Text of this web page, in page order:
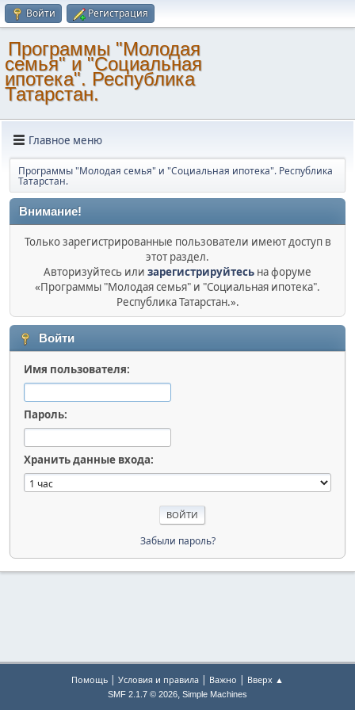
Войти Регистрация
Программы "Молодая
семья" и "Социальная
ипотека". Республика
Татарстан.
Главное меню
Программы "Молодая семья" и "Социальная ипотека". Республика
Татарстан.
Внимание!
Только зарегистрированные пользователи имеют доступ в
этот раздел.
Авторизуйтесь или зарегистрируйтесь на форуме
«Программы "Молодая семья" и "Социальная ипотека".
Республика Татарстан.».
Войти
Имя пользователя:
Пароль:
Хранить данные входа:
Забыли пароль?
Помощь | Условия и правила | Важно | Вверх ▲
SMF 2.1.7 © 2026, Simple Machines